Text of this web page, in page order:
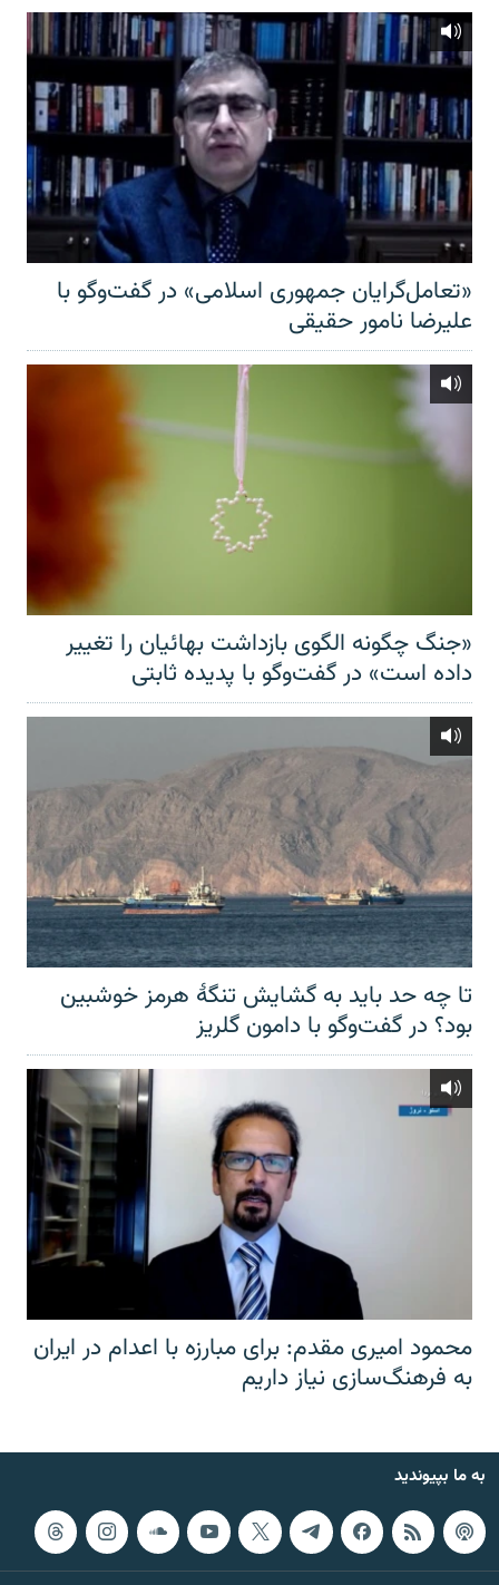
«تعامل‌گرایان جمهوری اسلامی» در گفت‌وگو با
علیرضا نامور حقیقی
«جنگ چگونه الگوی بازداشت بهائیان را تغییر
داده است» در گفت‌وگو با پدیده ثابتی
تا چه حد باید به گشایش تنگهٔ هرمز خوشبین
بود؟ در گفت‌وگو با دامون گلریز
محمود امیری مقدم: برای مبارزه با اعدام در ایران
به فرهنگ‌سازی نیاز داریم
به ما بپیوندید